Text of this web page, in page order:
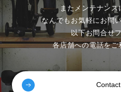
またメンテナンス
なんでもお気軽にお問
以下お問合せ
各店舗への電話をご